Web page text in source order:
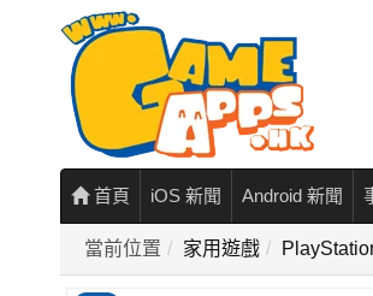
首頁 iOS 新聞 Android 新聞
當前位置 家用遊戲